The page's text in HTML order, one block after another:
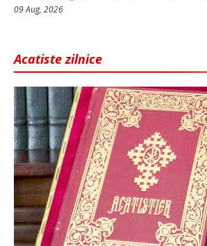
09 Aug, 2026
Acatiste zilnice